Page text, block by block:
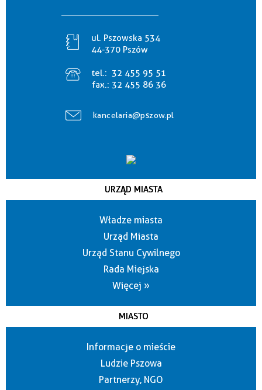
ul. Pszowska 534
44-370 Pszów
tel.: 32 455 95 51
fax.: 32 455 86 36
kancelaria@pszow.pl
URZĄD MIASTA
Władze miasta
Urząd Miasta
Urząd Stanu Cywilnego
Rada Miejska
Więcej »
MIASTO
Informacje o mieście
Ludzie Pszowa
Partnerzy, NGO